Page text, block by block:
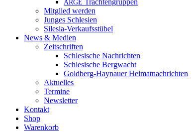
ARGE Trachtengruppen
Mitglied werden
Junges Schlesien
Silesia-Verkaufsstübel
News & Medien
Zeitschriften
Schlesische Nachrichten
Schlesische Bergwacht
Goldberg-Haynauer Heimatnachrichten
Aktuelles
Termine
Newsletter
Kontakt
Shop
Warenkorb